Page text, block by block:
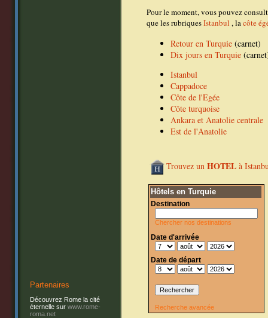
Partenaires
Découvrez Rome la cité
éternelle sur www.rome-
roma.net
Pour le moment, vous pouvez
que les rubriquesIstanbul , lacôte
Retour en Turquie (carnet)
Dix jours en Turquie
Istanbul
Cappadoce
Côte de l'Egée
Côte turquoise
Ankara et Anatolie centrale
Est de l'Anatolie
Trouvez un HOTEL à
Hôtels en Turquie
Destination
Chercher nos destinations
Date d'arrivée
Date de départ
Recherche avancée